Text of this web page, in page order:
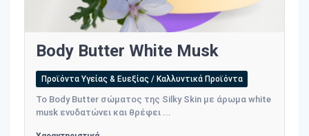
Body Butter White Musk
Προϊόντα Υγείας & Ευεξίας / Καλλυντικά Προϊόντα
Το Body Butter σώματος της Silky Skin με άρωμα white
musk ενυδατώνει και θρέφει ...